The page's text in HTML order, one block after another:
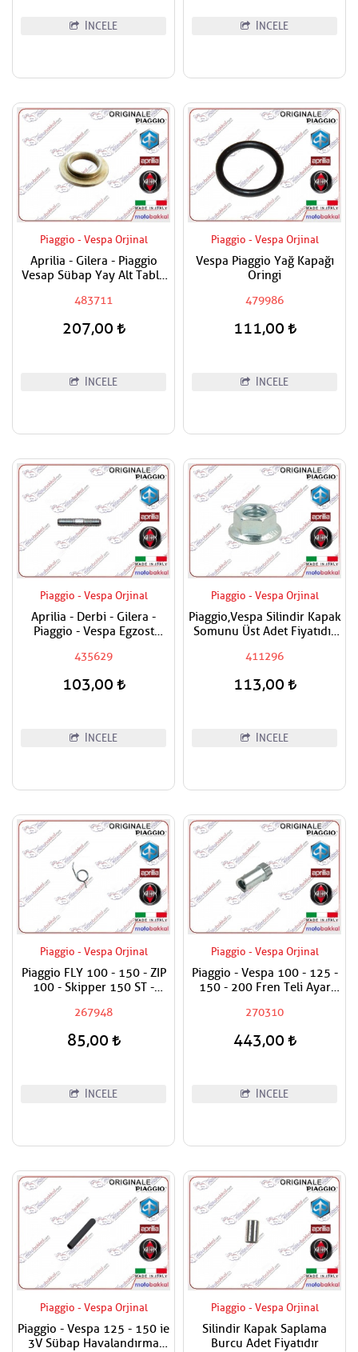
İNCELE İNCELE
Piaggio - Vespa Orjinal
Aprilia - Gilera - Piaggio
Vesap Sübap Yay Alt Tabla
483711
207,00
İNCELE
Piaggio - Vespa Orjinal
Vespa Piaggio Yağ Kapağı
Oringi
479986
111,00
İNCELE
Piaggio - Vespa Orjinal
Aprilia - Derbi - Gilera -
Piaggio - Vespa Egzost
Fiyatıdır
435629
103,00
İNCELE
Piaggio - Vespa Orjinal
Piaggio,Vespa Silindir Kapak
Somunu Üst Adet Fiyatıdır
411296
113,00
İNCELE
Piaggio - Vespa Orjinal
Piaggio FLY 100 - 150 - ZIP
100 - Skipper 150 ST -
150 ie 3V Fren Kol Yayı
Adet Fiyatıdır
267948
85,00
İNCELE
Piaggio - Vespa Orjinal
Piaggio - Vespa 100 - 125 -
150 - 200 Fren Teli Ayar
270310
443,00
İNCELE
Piaggio - Vespa Orjinal
Piaggio - Vespa 125 - 150 ie
3V Sübap Havalandırma
Piaggio - Vespa Orjinal
Silindir Kapak Saplama
Burcu Adet Fiyatıdır